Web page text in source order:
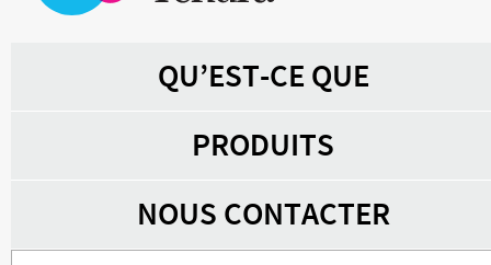
QU’EST-CE QUE
PRODUITS
NOUS CONTACTER